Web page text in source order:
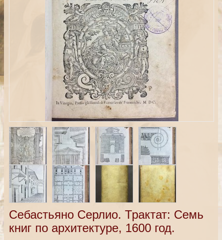
Себастьяно Серлио. Трактат: Семь
книг по архитектуре, 1600 год.